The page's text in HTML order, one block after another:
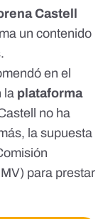
gurudestin
Castell
un contenido
en el
la plataforma
no ha
la supuesta
para prestar